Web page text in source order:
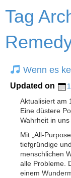
Tag
Wenn es
Updated on
Aktualisiert am
Eine düstere
Wahrheit in
Mit „All-
tiefgründige
menschlichen
alle Probleme.
einem